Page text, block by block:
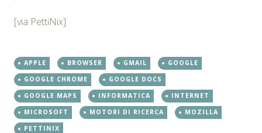
[via PettiNix]
APPLE BROWSER GMAIL
GOOGLE
GOOGLE CHROME
GOOGLE DOCS
GOOGLE MAPS
INFORMATICA
INTERNET
MICROSOFT
MOTORI DI RICERCA
MOZILLA
PETTINIX